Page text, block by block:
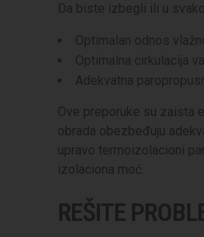
Da biste izbegli ili u
Optimalan odnos
Optimalna cirkulacija
Adekvatna
Ove preporuke su zaista
obrada obezbeđuju
upravo termoizolacioni
izolaciona moć.
REŠITE